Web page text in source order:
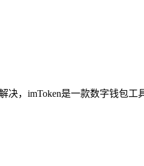
，imToken是一款数字钱包工